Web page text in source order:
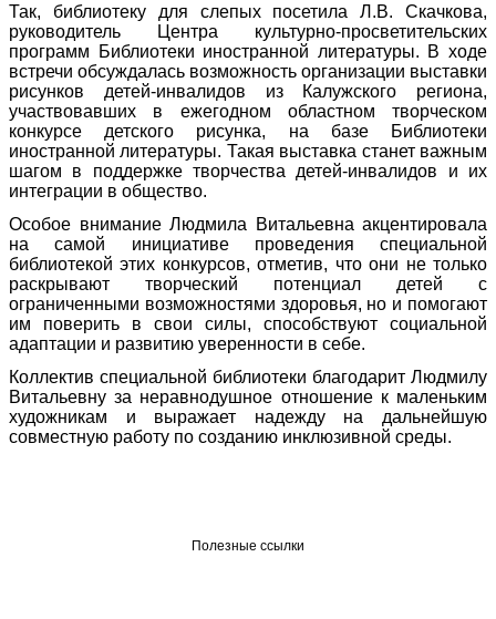
Так, библиотеку для слепых посетила Л.В. Скачкова,
руководитель Центра культурно-просветительских
программ Библиотеки иностранной литературы. В ходе
встречи обсуждалась возможность организации выставки
рисунков детей-инвалидов из Калужского региона,
участвовавших в ежегодном областном творческом
конкурсе детского рисунка, на базе Библиотеки
иностранной литературы. Такая выставка станет важным
шагом в поддержке творчества детей-инвалидов и их
интеграции в общество.
Особое внимание Людмила Витальевна акцентировала
на самой инициативе проведения специальной
библиотекой этих конкурсов, отметив, что они не только
раскрывают творческий потенциал детей с
ограниченными возможностями здоровья, но и помогают
им поверить в свои силы, способствуют социальной
адаптации и развитию уверенности в себе.
Коллектив специальной библиотеки благодарит Людмилу
Витальевну за неравнодушное отношение к маленьким
художникам и выражает надежду на дальнейшую
совместную работу по созданию инклюзивной среды.
Полезные ссылки